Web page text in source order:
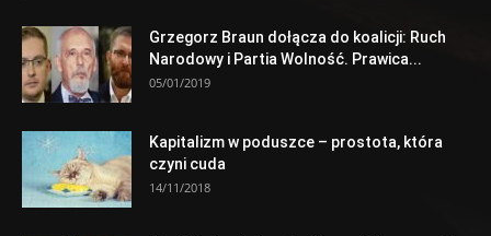
Grzegorz Braun dołącza do koalicji: Ruch
Narodowy i Partia Wolność. Prawica...
05/01/2019
Kapitalizm w poduszce – prostota, która
czyni cuda
14/11/2018